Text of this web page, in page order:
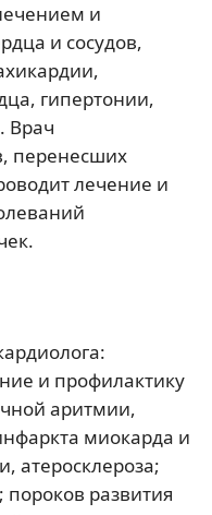
и
и сосудов,
гипертонии,
Врач
перенесших
лечение и
и профилактику
аритмии,
миокарда и
атеросклероза;
пороков развития